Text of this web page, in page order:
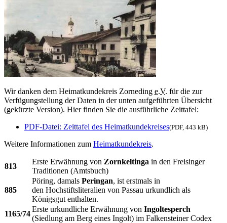
Wir danken dem Heimatkundekreis Zorneding e.V. für die zur
Verfügungstellung der Daten in der unten aufgeführten Übersicht
(gekürzte Version). Hier finden Sie die ausführliche Zeittafel:
PDF-Datei: Zeittafel des Heimatkundekreises(PDF, 443 kB)
Weitere Informationen zum Heimatkundekreis.
813
Erste Erwähnung von Zornkeltinga in den Freisinger
Traditionen (Amtsbuch)
885
Pöring, damals Peringan, ist erstmals in
den Hochstiftsliteralien von Passau urkundlich als
Königsgut enthalten.
1165/74
Erste urkundliche Erwähnung von Ingoltesperch
(Siedlung am Berg eines Ingolt) im Falkensteiner Codex